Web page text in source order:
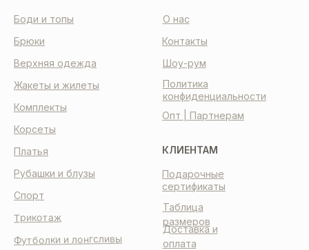
КЛИЕНТАМ
Таблица
размеров
Доставка и
оплата
Подарочные
сертификаты
О нас
Контакты
Шоу-рум
Политика
конфиденциальности
Опт | Партнерам
Корсеты
Платья
Боди и топы
Комплекты
Спорт
Рубашки и блузы
Брюки
Жакеты и жилеты
Трикотаж
Футболки и лонгсливы
Верхняя одежда